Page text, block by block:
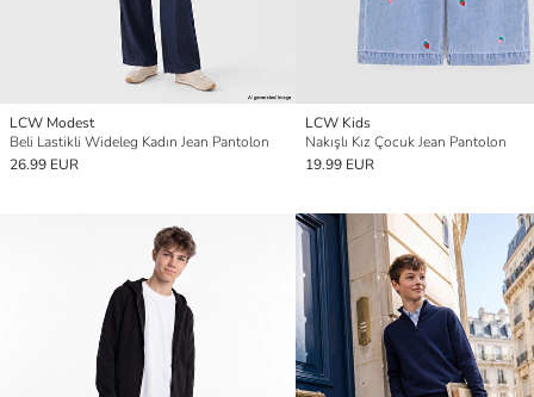
LCW Modest
Beli Lastikli Wideleg Kadın Jean Pantolon
26.99 EUR
LCW Kids
Nakışlı Kız Çocuk Jean Pantolon
19.99 EUR